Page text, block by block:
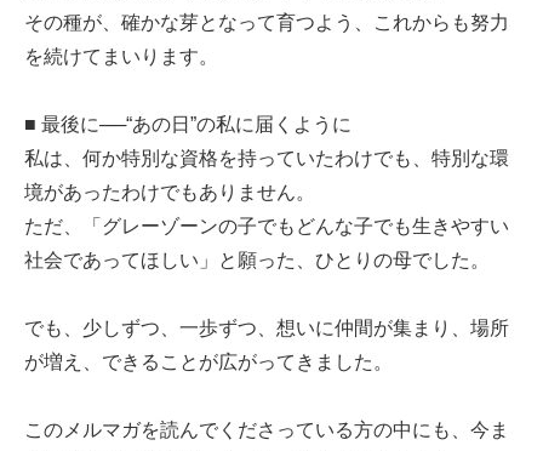
その種が、確かな芽となって育つよう、これからも努力
を続けてまいります。
■ 最後に──“あの日”の私に届くように
私は、何か特別な資格を持っていたわけでも、特別な環
境があったわけでもありません。
ただ、「グレーゾーンの子でもどんな子でも生きやすい
社会であってほしい」と願った、ひとりの母でした。
でも、少しずつ、一歩ずつ、想いに仲間が集まり、場所
が増え、できることが広がってきました。
このメルマガを読んでくださっている方の中にも、今ま